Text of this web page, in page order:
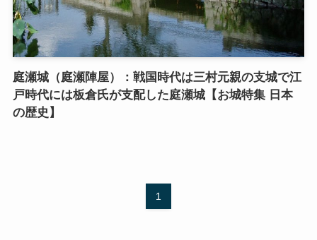
庭瀬城（庭瀬陣屋）：戦国時代は三村元親の支城で江
戸時代には板倉氏が支配した庭瀬城【お城特集 日本
の歴史】
1